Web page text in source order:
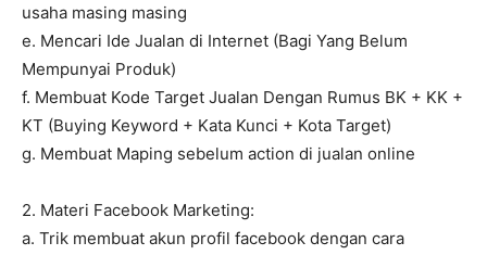
usaha masing masing
e. Mencari Ide Jualan di Internet (Bagi Yang Belum
Mempunyai Produk)
f. Membuat Kode Target Jualan Dengan Rumus BK + KK +
KT (Buying Keyword + Kata Kunci + Kota Target)
g. Membuat Maping sebelum action di jualan online
2. Materi Facebook Marketing:
a. Trik membuat akun profil facebook dengan cara